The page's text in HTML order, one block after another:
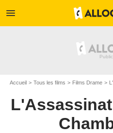
menu
Accueil Tous les films Films Drame